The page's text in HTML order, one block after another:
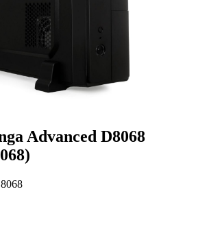
Advanced D8068